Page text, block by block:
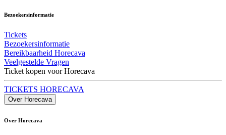
Bezoekersinformatie
Tickets
Bezoekersinformatie
Bereikbaarheid Horecava
Veelgestelde Vragen
Ticket kopen voor Horecava
TICKETS HORECAVA
Over Horecava
Over Horecava